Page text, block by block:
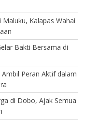
Kalapas Wahai
Bakti Bersama di
Ambil Peran Aktif dalam
di Dobo, Ajak Semua